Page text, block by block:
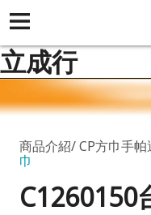
立成行
商品介紹 CP方巾手帕
巾
C1260150